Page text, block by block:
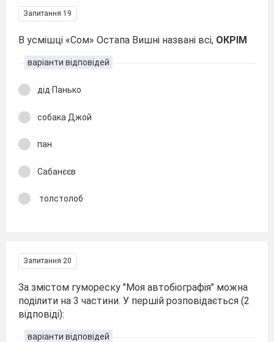
Запитання 19
В усмішці «Сом» Остапа Вишні названі всі, ОКРІМ
варіанти відповідей
дід Панько
собака Джой
пан
Сабанєєв
толстолоб
Запитання 20
За змістом гумореску "Моя автобіографія" можна
поділити на 3 частини. У першій розповідається (2
відповіді):
варіанти відповідей